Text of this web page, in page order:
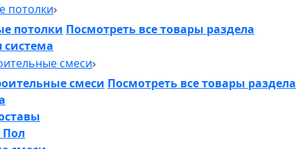
потолки
потолки Посмотреть все товары раздела
система
смеси
смеси Посмотреть все товары раздела